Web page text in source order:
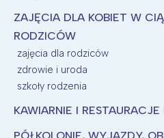
ZAJĘCIA DLA KOBIET W
RODZICÓW
zajęcia dla rodziców
zdrowie i uroda
szkoły rodzenia
KAWIARNIE I
PÓŁKOLONIE, WYJAZDY,